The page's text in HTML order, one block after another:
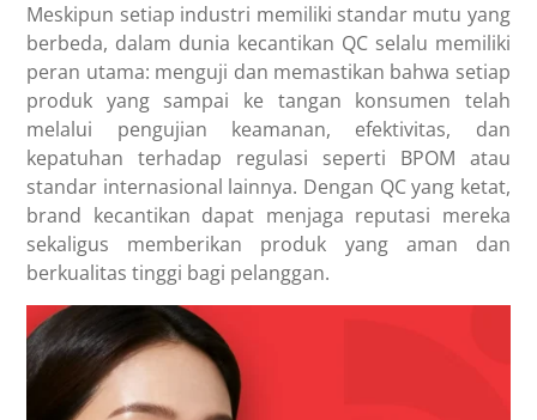
Meskipun setiap industri memiliki standar mutu yang
berbeda, dalam dunia kecantikan QC selalu memiliki
peran utama: menguji dan memastikan bahwa setiap
produk yang sampai ke tangan konsumen telah
melalui pengujian keamanan, efektivitas, dan
kepatuhan terhadap regulasi seperti BPOM atau
standar internasional lainnya. Dengan QC yang ketat,
brand kecantikan dapat menjaga reputasi mereka
sekaligus memberikan produk yang aman dan
berkualitas tinggi bagi pelanggan.